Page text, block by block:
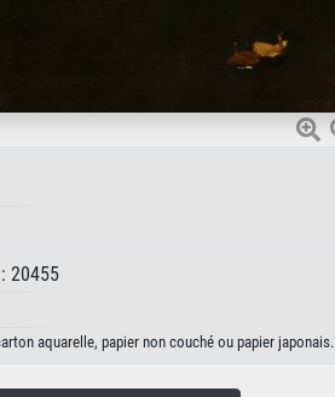
20455
aquarelle, papier non couché ou papier japonais.